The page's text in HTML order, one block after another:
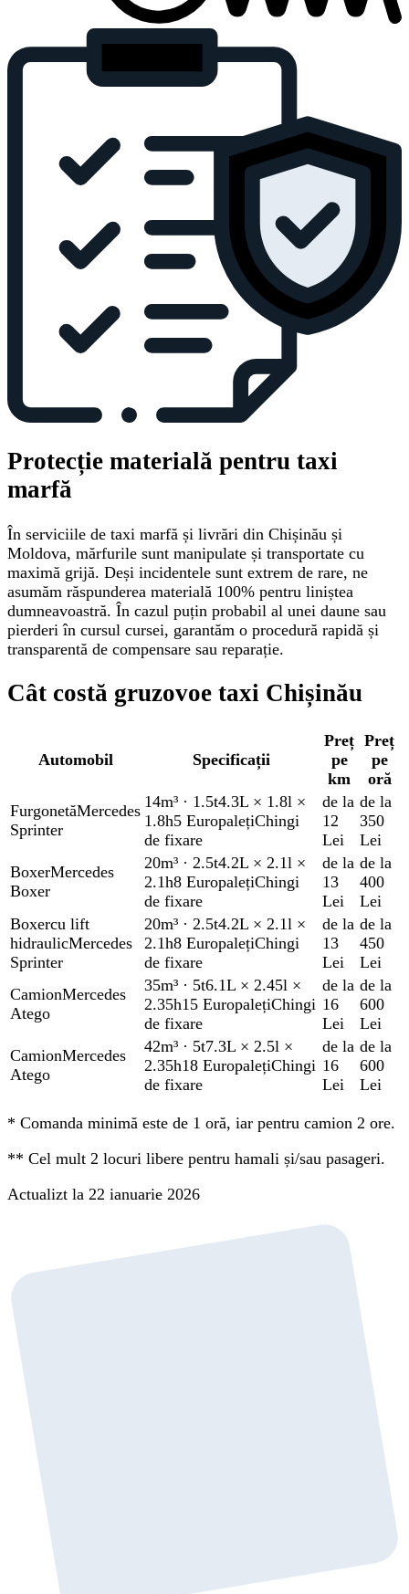
Protecție materială pentru taxi
marfă
În serviciile de taxi marfă și livrări din Chișinău și
Moldova, mărfurile sunt manipulate și transportate cu
maximă grijă. Deși incidentele sunt extrem de rare, ne
asumăm răspunderea materială 100% pentru liniștea
dumneavoastră. În cazul puțin probabil al unei daune sau
pierderi în cursul cursei, garantăm o procedură rapidă și
transparentă de compensare sau reparație.
Cât costă gruzovoe taxi Chișinău
Automobil Specificații
Preț
pe
km
Preț
pe
oră
FurgonetăMercedes
Sprinter
14m³ · 1.5t4.3L × 1.8l ×
1.8h5 EuropalețiChingi
de fixare
de la
12
Lei
de la
350
Lei
BoxerMercedes
Boxer
20m³ · 2.5t4.2L × 2.1l ×
2.1h8 EuropalețiChingi
de fixare
de la
13
Lei
de la
400
Lei
Boxercu lift
hidraulicMercedes
Sprinter
20m³ · 2.5t4.2L × 2.1l ×
2.1h8 EuropalețiChingi
de fixare
de la
13
Lei
de la
450
Lei
CamionMercedes
Atego
35m³ · 5t6.1L × 2.45l ×
2.35h15 EuropalețiChingi
de fixare
de la
16
Lei
de la
600
Lei
CamionMercedes
Atego
42m³ · 5t7.3L × 2.5l ×
2.35h18 EuropalețiChingi
de fixare
de la
16
Lei
de la
600
Lei
* Comanda minimă este de 1 oră, iar pentru camion 2 ore.
** Cel mult 2 locuri libere pentru hamali și/sau pasageri.
Actualizt la 22 ianuarie 2026